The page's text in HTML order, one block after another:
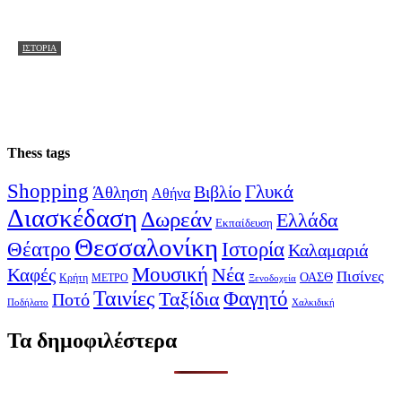
ΙΣΤΟΡΊΑ
Thess tags
Shopping Άθληση Αθήνα ΒιβλίοΓλυκά
Διασκέδαση Δωρεάν Εκπαίδευση Ελλάδα
Θέατρο Θεσσαλονίκη ΙστορίαΚαλαμαριά
Καφές Κρήτη ΜΕΤΡΟ Μουσική Νέα Ξενοδοχεία ΟΑΣΘ Πισίνες
Ποδήλατο ΠοτόΤαινίες Ταξίδια Φαγητό Χαλκιδική
Τα δημοφιλέστερα